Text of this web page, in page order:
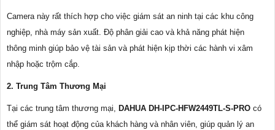
Camera này rất thích hợp cho việc giám sát an ninh tại các khu công
nghiệp, nhà máy sản xuất. Độ phân giải cao và khả năng phát hiện
thông minh giúp bảo vệ tài sản và phát hiện kịp thời các hành vi xâm
nhập hoặc trộm cắp.
2. Trung Tâm Thương Mại
Tại các trung tâm thương mại, DAHUA DH-IPC-HFW2449TL-S-PRO có
thể giám sát hoạt động của khách hàng và nhân viên, giúp quản lý an